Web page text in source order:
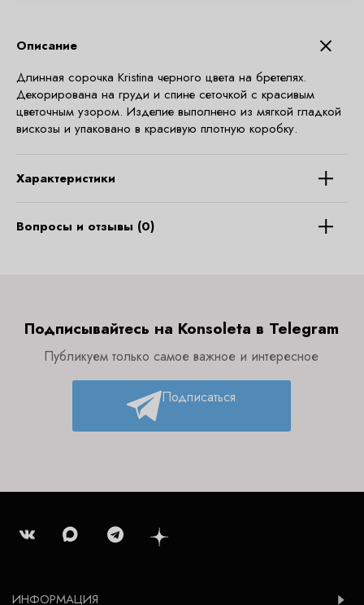
Описание
Длинная сорочка Kristina черного цвета на бретелях.
Декорирована на груди и спине сеточкой с красивым
цветочным узором. Изделие выполнено из мягкой гладкой
вискозы и упаковано в красивую плотную коробку.
Характеристики
Вопросы и отзывы (0)
Подписывайтесь на Konsoleta в Telegram
Публикуем только самое важное и интересное
Подписаться
ИНФОРМАЦИЯ